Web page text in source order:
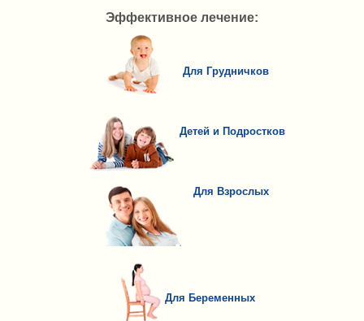
Эффективное лечение:
Для Грудничков
Детей и Подростков
Для Взрослых
Для Беременных